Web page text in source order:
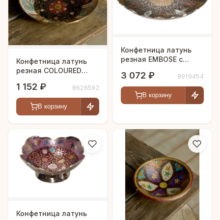
Конфетница латунь
резная COLOURED
h-13 см
1 152 ₽ 8626592
В корзину
Конфетница латунь
резная EMBOSE с
3 072 ₽ 8919454
В корзину
Конфетница латунь